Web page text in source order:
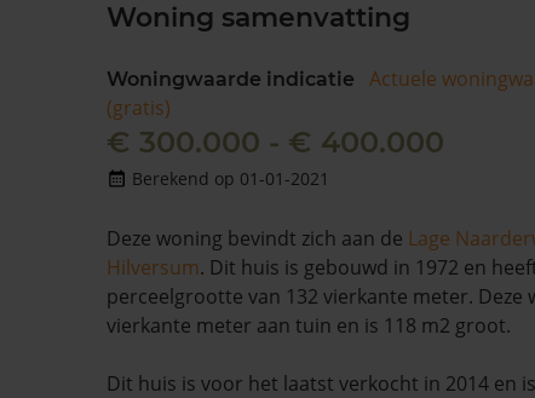
Woning samenvatting
Woningwaarde indicatie
Actuele
(gratis)
€ 300.000 - € 400.000
Berekend op 01-01-2021
Deze woning bevindt zich aan de Lage
Hilversum. Dit huis is gebouwd in 1972 en
perceelgrootte van 132 vierkante meter. Deze
vierkante meter aan tuin en is 118 m2 groot.
Dit huis is voor het laatst verkocht in 2014 en